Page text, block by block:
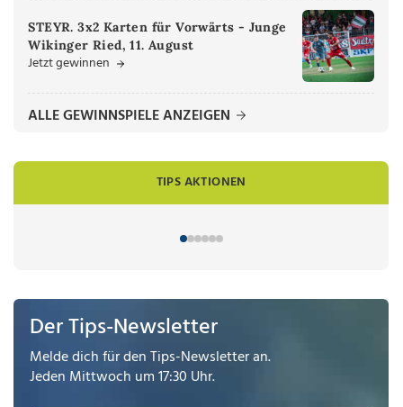
STEYR. 3x2 Karten für Vorwärts - Junge
Wikinger Ried, 11. August
Jetzt gewinnen
ALLE GEWINNSPIELE ANZEIGEN
TIPS AKTIONEN
Der Tips-Newsletter
Melde dich für den Tips-Newsletter an.
Jeden Mittwoch um 17:30 Uhr.